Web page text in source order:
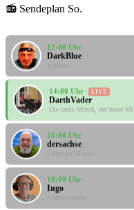
📻 Sendeplan So.
Mario
2. Frühstück
DarkBlue
Mahlzeit
DarthVader
Die beste Musik, der beste Mix
dersachse
Leipziger Allerlei
Ingo
Elektrosounds